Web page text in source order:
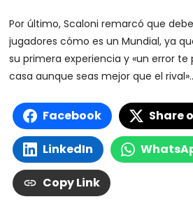
Por último, Scaloni remarcó que
jugadores cómo es un Mundial, ya
su primera experiencia y «un error
casa aunque seas mejor que el
Facebook Share
LinkedIn
Copy Link